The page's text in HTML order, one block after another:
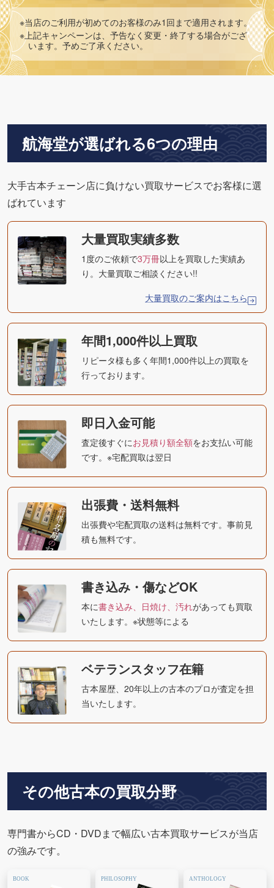
※当店のご利用が初めてのお客様のみ1回まで適用されます。
※上記キャンペーンは、予告なく変更・終了する場合がござ
います。予めご了承ください。
航海堂が選ばれる6つの理由
大手古本チェーン店に負けない買取サービスでお客様に選
ばれています
大量買取実績多数
1度のご依頼で3万冊以上を買取した実績あ
り。大量買取ご相談ください!!
大量買取のご案内はこちら
年間1,000件以上買取
リピータ様も多く年間1,000件以上の買取を
行っております。
即日入金可能
査定後すぐにお見積り額全額をお支払い可能
です。※宅配買取は翌日
出張費・送料無料
出張費や宅配買取の送料は無料です。事前見
積も無料です。
書き込み・傷などOK
本に書き込み、日焼け、汚れがあっても買取
いたします。※状態等による
ベテランスタッフ在籍
古本屋歴、20年以上の古本のプロが査定を担
当いたします。
その他古本の買取分野
専門書からCD・DVDまで幅広い古本買取サービスが当店
の強みです。